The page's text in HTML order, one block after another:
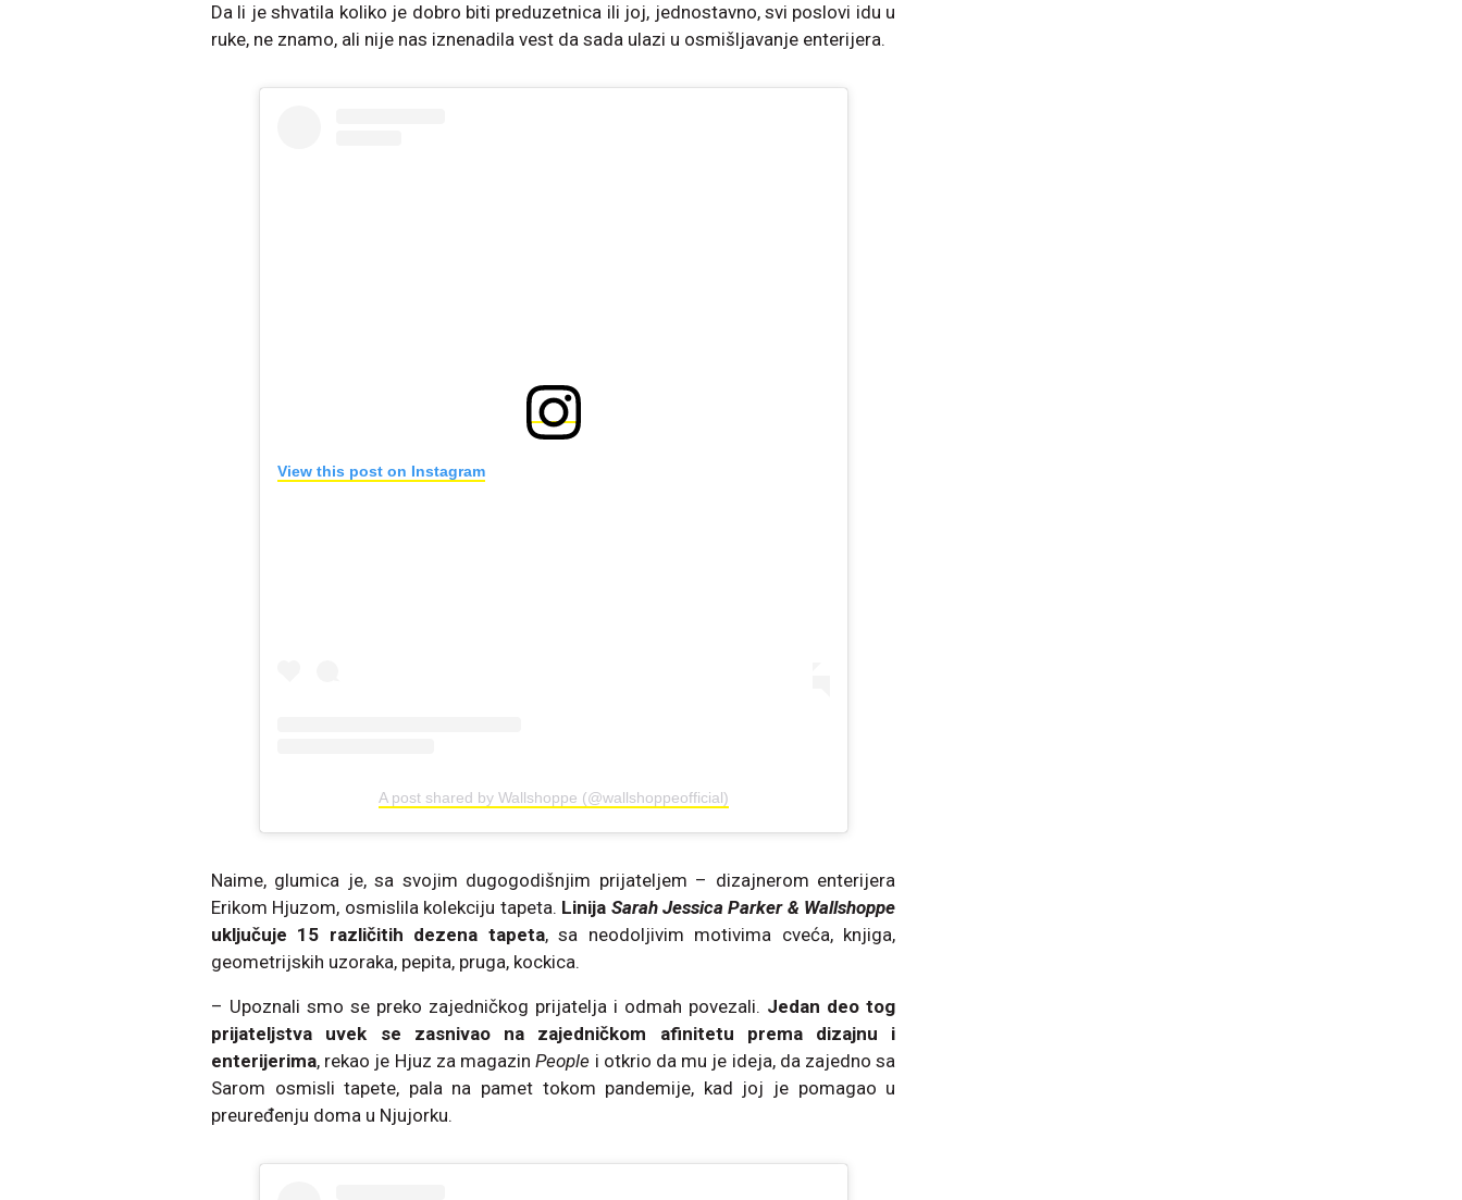
Da li je shvatila koliko je dobro biti preduzetnica ili joj, jednostavno, svi poslovi idu u
ruke, ne znamo, ali nije nas iznenadila vest da sada ulazi u osmišljavanje enterijera.
View this post on Instagram
A post shared by Wallshoppe (@wallshoppeofficial)
Naime, glumica je, sa svojim dugogodišnjim prijateljem – dizajnerom enterijera
Erikom Hjuzom, osmislila kolekciju tapeta. Linija Sarah Jessica Parker & Wallshoppe
uključuje 15 različitih dezena tapeta, sa neodoljivim motivima cveća, knjiga,
geometrijskih uzoraka, pepita, pruga, kockica.
– Upoznali smo se preko zajedničkog prijatelja i odmah povezali. Jedan deo tog
prijateljstva uvek se zasnivao na zajedničkom afinitetu prema dizajnu i
enterijerima, rekao je Hjuz za magazinPeople i otkrio da mu je ideja, da zajedno sa
Sarom osmisli tapete, pala na pamet tokom pandemije, kad joj je pomagao u
preuređenju doma u Njujorku.